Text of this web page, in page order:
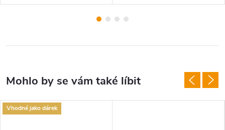
Vhodné jako dárek